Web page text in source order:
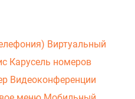
Виртуальный
Карусель номеров
Видеоконференции